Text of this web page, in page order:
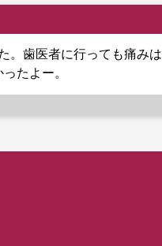
。歯医者に行っても痛み
たよー。